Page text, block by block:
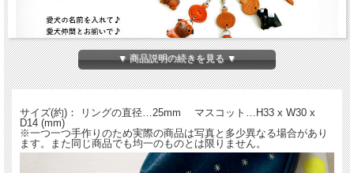
全98犬種！の犬のキーホルダー。大人から子供まで大人気のバンカクラフトのワン
ちゃんキーホルダーです。持てば持つほどに手になじみ革独特の味が出てきます。
９８犬種のレザーキーホルダー - ド
コデモワンちゃん
▼ 商品説明の続きを見る ▼
サイズ(約)： リングの直径…25mm マスコット…H33 x W30 x
D14 (mm)
※一つ一つ手作りのため実際の商品は写真と多少異なる場合があり
ます。また同じ商品でも均一のものとは限りません。